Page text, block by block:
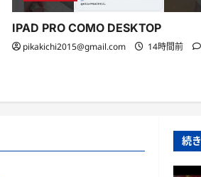
IPAD PRO COMO DESKTOP
pikakichi2015@gmail.com 14時間前
続き